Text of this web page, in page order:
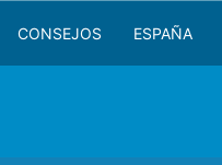
CONSEJOS ESPAÑA